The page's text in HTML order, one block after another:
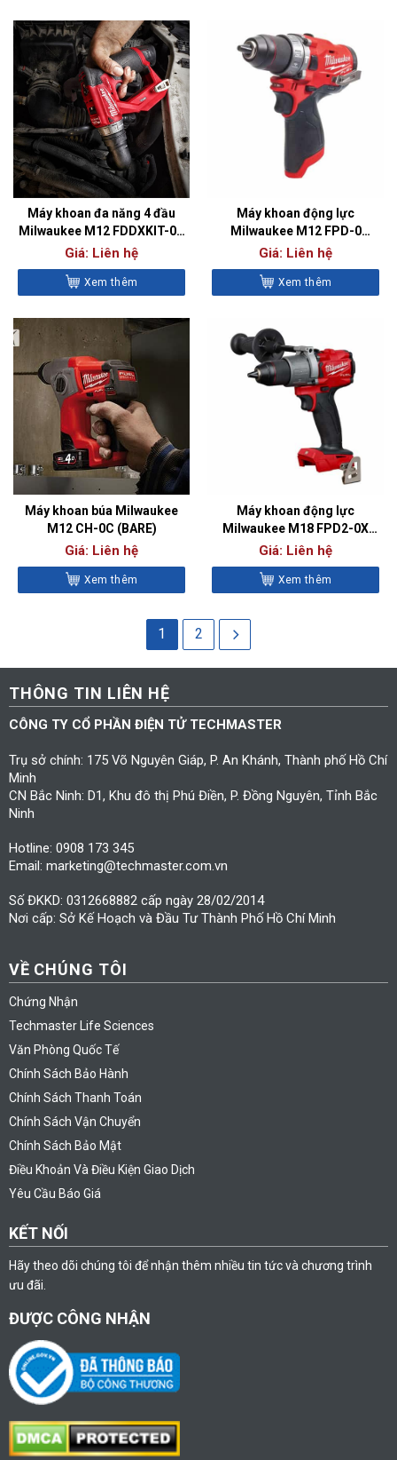
Máy khoan đa năng 4 đầu
Milwaukee M12 FDDXKIT-0X
(BARE)
Giá: Liên hệ
Xem thêm
Máy khoan động lực
Milwaukee M12 FPD-0
(BARE)
Giá: Liên hệ
Xem thêm
Máy khoan búa Milwaukee
M12 CH-0C (BARE)
Giá: Liên hệ
Xem thêm
Máy khoan động lực
Milwaukee M18 FPD2-0X
(BARE)
Giá: Liên hệ
Xem thêm
1 2
THÔNG TIN LIÊN HỆ
CÔNG TY CỔ PHẦN ĐIỆN TỬ TECHMASTER
Trụ sở chính: 175 Võ Nguyên Giáp, P. An Khánh, Thành phố Hồ Chí
Minh
CN Bắc Ninh: D1, Khu đô thị Phú Điền, P. Đồng Nguyên, Tỉnh Bắc
Ninh
Hotline: 0908 173 345
Email: marketing@techmaster.com.vn
Số ĐKKD: 0312668882 cấp ngày 28/02/2014
Nơi cấp: Sở Kế Hoạch và Đầu Tư Thành Phố Hồ Chí Minh
VỀ CHÚNG TÔI
Chứng Nhận
Techmaster Life Sciences
Văn Phòng Quốc Tế
Chính Sách Bảo Hành
Chính Sách Thanh Toán
Chính Sách Vận Chuyển
Chính Sách Bảo Mật
Điều Khoản Và Điều Kiện Giao Dịch
Yêu Cầu Báo Giá
KẾT NỐI
Hãy theo dõi chúng tôi để nhận thêm nhiều tin tức và chương trình
ưu đãi.
ĐƯỢC CÔNG NHẬN